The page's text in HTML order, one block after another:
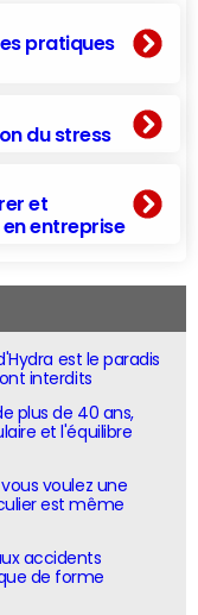
pratiques
du stress
et
entreprise
est le paradis
interdits
plus de 40 ans,
et l'équilibre
voulez une
est même
accidents
de forme